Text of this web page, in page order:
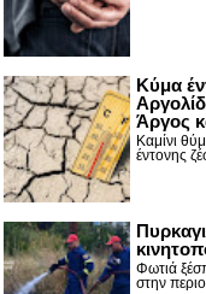
Κύμα
Άργος
Καμίνι
έντονης
Φωτιά
στην